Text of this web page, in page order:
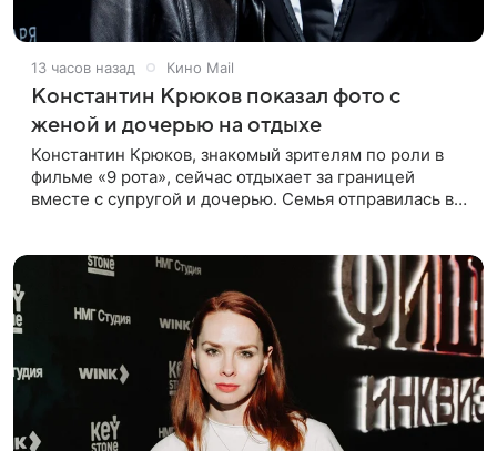
13 часов назад Кино Mail
Константин Крюков показал фото с
женой и дочерью на отдыхе
Константин Крюков, знакомый зрителям по роли в
фильме «9 рота», сейчас отдыхает за границей
вместе с супругой и дочерью. Семья отправилась в